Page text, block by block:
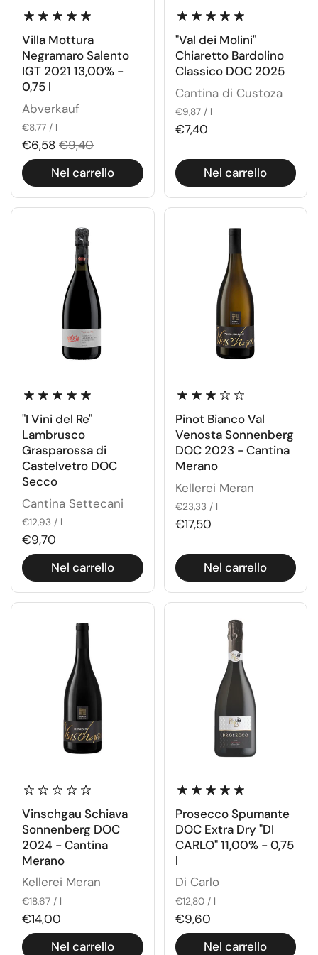
Villa Mottura
Negramaro Salento
IGT 2021 13,00% -
0,75 l
Abverkauf
€8,77 / l
€6,58 €9,40
Nel carrello
"Val dei Molini"
Chiaretto Bardolino
Classico DOC 2025
Cantina di Custoza
€9,87 / l
€7,40
Nel carrello
"I Vini del Re"
Lambrusco
Grasparossa di
Castelvetro DOC
Secco
Cantina Settecani
€12,93 / l
€9,70
Nel carrello
Pinot Bianco Val
Venosta Sonnenberg
DOC 2023 - Cantina
Merano
Kellerei Meran
€23,33 / l
€17,50
Nel carrello
Vinschgau Schiava
Sonnenberg DOC
2024 - Cantina
Merano
Kellerei Meran
€18,67 / l
€14,00
Nel carrello
Prosecco Spumante
DOC Extra Dry "DI
CARLO" 11,00% - 0,75
l
Di Carlo
€12,80 / l
€9,60
Nel carrello